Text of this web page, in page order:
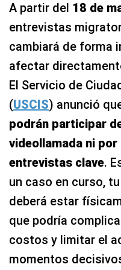
A partir del 18 de
entrevistas
cambiará de forma
afectar
El Servicio de
(USCIS) anunció
podrán participar
videollamada ni
entrevistas clave.
un caso en curso,
deberá estar
que podría
costos y limitar el
momentos